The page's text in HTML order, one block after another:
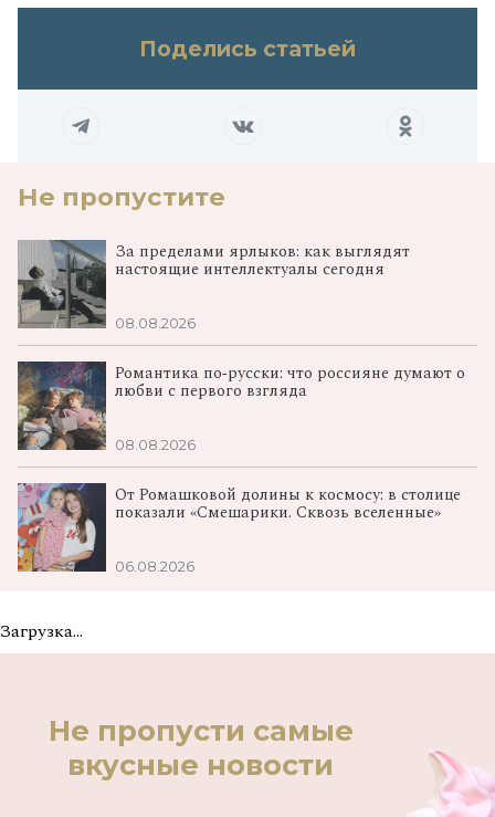
Поделись статьей
Не пропустите
За пределами ярлыков: как выглядят
настоящие интеллектуалы сегодня
08.08.2026
Романтика по‑русски: что россияне думают о
любви с первого взгляда
08.08.2026
От Ромашковой долины к космосу: в столице
показали «Смешарики. Сквозь вселенные»
06.08.2026
Загрузка...
Не пропусти самые
вкусные новости